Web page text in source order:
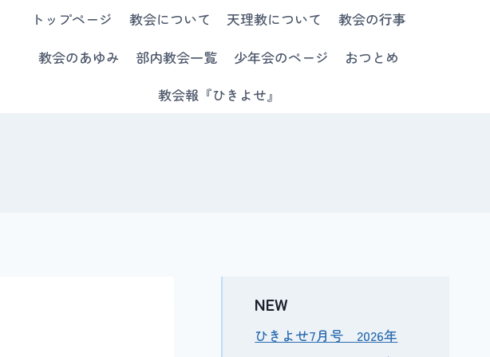
トップページ 教会について 天理教について
教会の行事
教会のあゆみ
部内教会一覧 少年会のページ
おつとめ
教会報『ひきよせ』
NEW
ひきよせ7月号 2026年